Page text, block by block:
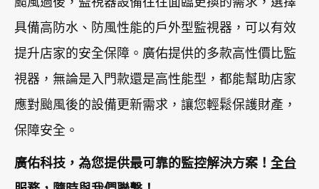
具備高防水、防風性能的戶外型監視器，可以有效
提升店家的安全保障。廣佑提供的多款高性價比監
視器，無論是入門款還是高性能型，都能幫助店家
應對颱風後的設備更新需求，讓您輕鬆保護財產，
保障安全。
廣佑科技，為您提供最可靠的監控解決方案！ 全台